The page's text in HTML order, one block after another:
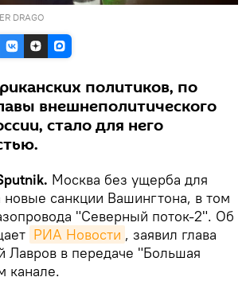
DRAGO
политиков, по
внешнеполитического
стало для него
Москва без ущерба для
новые санкции Вашингтона, в том
"Северный поток-2". Об
РИА Новости , заявил глава
в передаче "Большая
канале.